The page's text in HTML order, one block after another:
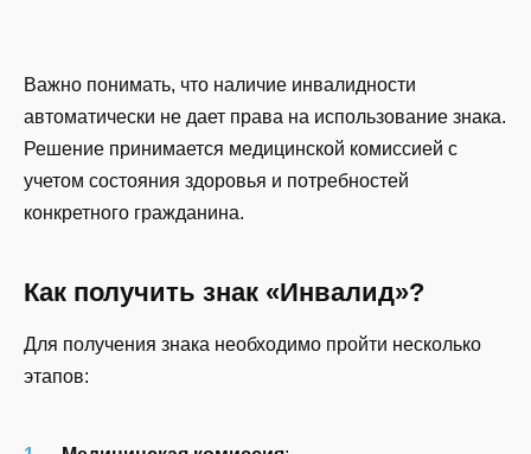
Важно понимать, что наличие инвалидности
автоматически не дает права на использование знака.
Решение принимается медицинской комиссией с
учетом состояния здоровья и потребностей
конкретного гражданина.
Как получить знак «Инвалид»?
Для получения знака необходимо пройти несколько
этапов: